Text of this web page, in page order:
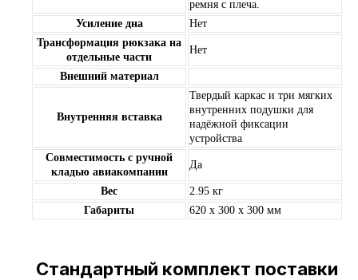
ремня с плеча.
Усиление дна
Нет
Трансформация рюкзака на
отдельные части
Нет
Внешний материал
Внутренняя вставка
Твердый каркас и три мягких
внутренних подушки для
надёжной фиксации
устройства
Совместимость с ручной
кладью авиакомпании
Да
Вес
2.95 кг
Габариты
620 x 300 x 300 мм
Стандартный комплект поставки